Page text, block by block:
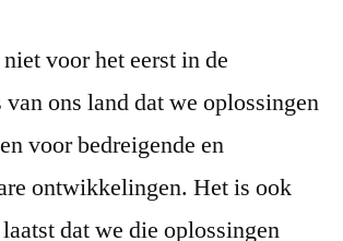
voor het eerst in de
van ons land dat we oplossingen
voor bedreigende en
ontwikkelingen. Het is ook
dat we die oplossingen